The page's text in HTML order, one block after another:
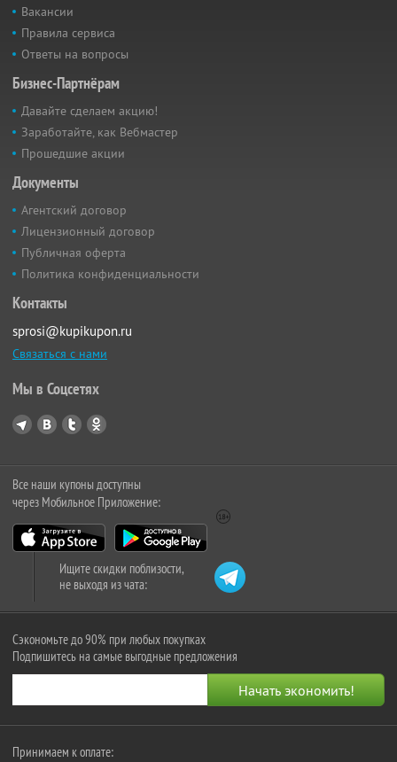
Вакансии
Правила сервиса
Ответы на вопросы
Бизнес-Партнёрам
Давайте сделаем акцию!
Заработайте, как Вебмастер
Прошедшие акции
Документы
Агентский договор
Лицензионный договор
Публичная оферта
Политика конфиденциальности
Контакты
sprosi@kupikupon.ru
Связаться с нами
Мы в Соцсетях
Все наши купоны доступны
через Мобильное Приложение:
Ищите скидки поблизости,
не выходя из чата:
Сэкономьте до 90% при любых покупках
Подпишитесь на самые выгодные предложения
Принимаем к оплате: